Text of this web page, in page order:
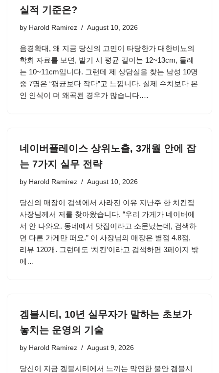
실적 기준은?
by Harold Ramirez August 10, 2026
음경확대, 왜 지금 당신의 고민이 타당한가 대한비뇨의
학회 자료를 보면, 발기 시 평균 길이는 12~13cm, 둘레
는 10~11cm입니다. 그런데 제 상담실을 찾는 남성 10명
중 7명은 “평균보다 작다”고 느낍니다. 실제 수치보다 본
인 인식이 더 왜곡된 경우가 많습니다.…
네이버플레이스 상위노출, 3개월 안에 잡
는 7가지 실무 전략
by Harold Ramirez August 10, 2026
당신의 매장이 검색에서 사라진 이유 지난주 한 치킨집
사장님께서 저를 찾아왔습니다. “우리 가게가 네이버에
서 안 나와요. 동네에서 맛집이라고 소문났는데, 검색하
면 다른 가게만 떠요.” 이 사장님의 매장은 별점 4.8점,
리뷰 120개. 그런데도 ‘치킨’이라고 검색하면 3페이지 밖
에…
겜블시티, 10년 실무자가 말하는 초보가
놓치는 운영의 기술
by Harold Ramirez August 9, 2026
당신이 지금 겜블시티에서 느끼는 막연한 불안 겜블시